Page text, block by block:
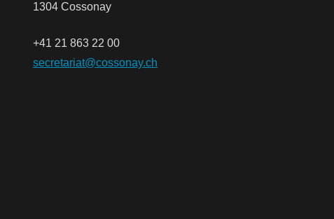
1304 Cossonay
+41 21 863 22 00
secretariat@cossonay.ch